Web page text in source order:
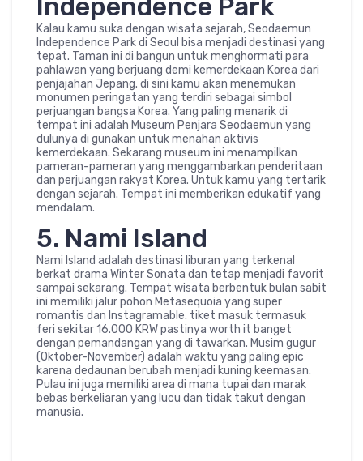
Independence Park
Kalau kamu suka dengan wisata sejarah, Seodaemun
Independence Park di Seoul bisa menjadi destinasi yang
tepat. Taman ini di bangun untuk menghormati para
pahlawan yang berjuang demi kemerdekaan Korea dari
penjajahan Jepang. di sini kamu akan menemukan
monumen peringatan yang terdiri sebagai simbol
perjuangan bangsa Korea. Yang paling menarik di
tempat ini adalah Museum Penjara Seodaemun yang
dulunya di gunakan untuk menahan aktivis
kemerdekaan. Sekarang museum ini menampilkan
pameran-pameran yang menggambarkan penderitaan
dan perjuangan rakyat Korea. Untuk kamu yang tertarik
dengan sejarah. Tempat ini memberikan edukatif yang
mendalam.
5. Nami Island
Nami Island adalah destinasi liburan yang terkenal
berkat drama Winter Sonata dan tetap menjadi favorit
sampai sekarang. Tempat wisata berbentuk bulan sabit
ini memiliki jalur pohon Metasequoia yang super
romantis dan Instagramable. tiket masuk termasuk
feri sekitar 16.000 KRW pastinya worth it banget
dengan pemandangan yang di tawarkan. Musim gugur
(Oktober-November) adalah waktu yang paling epic
karena dedaunan berubah menjadi kuning keemasan.
Pulau ini juga memiliki area di mana tupai dan marak
bebas berkeliaran yang lucu dan tidak takut dengan
manusia.